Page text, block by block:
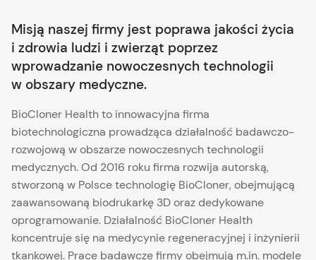
Misją naszej firmy jest poprawa jakości życia
i zdrowia ludzi i zwierząt poprzez
wprowadzanie nowoczesnych technologii
w obszary medyczne.
BioCloner Health to innowacyjna firma
biotechnologiczna prowadząca działalność badawczo-
rozwojową w obszarze nowoczesnych technologii
medycznych. Od 2016 roku firma rozwija autorską,
stworzoną w Polsce technologię BioCloner, obejmującą
zaawansowaną biodrukarkę 3D oraz dedykowane
oprogramowanie. Działalność BioCloner Health
koncentruje się na medycynie regeneracyjnej i inżynierii
tkankowej. Prace badawcze firmy obejmują m.in. modele